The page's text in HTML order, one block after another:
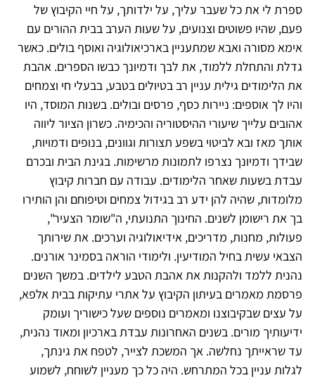
ספרת לי את כל שעבר עליך, על ילדותך, על חיי הקיבוץ של
פעם, שהיו פשוטים וצנועים, על שעות הערב בבית ההורים עם
אימא מסורה ואבא שמתעניין בארכיאולוגיה ואוסף בולים. כאשר
גדלת והתחלת ללמוד, את לבך ודמיונך כבשו הספרים. אהבת
את הלימודים גילית עניין רב בטיולים בטבע, בבעלי חי וצמחים
והיו לך אוספים: ניירות כסף, פרסים ובולים. בשנות המוסד, היו
אהובים עלייך שיעורי ההיסטוריה והכימיה. כשרון הציור ליווה
אותך מאז ובא לביטוי בשפע תצורות וגוונים, בנופים ודמויות,
שבידך ודמיונך נצרפו לתמונות מרשימות. בגינת הבית ובכרם
עבדת בשעות שאחר הלימודים. עבודה עם חברות קיבוץ
מלומדות, שהיה להן ידע רב בגידול צמחים וטיפוחם והן הותירו
בך את רישומן לשנים. החינוך התנועתי, ה"שומר הצעיר",
פעולות, מחנות, מדריכים, אידיאולוגיה וערכים. את שירותך
הצבאי עשית בחיל המודיעין. ולימודי הוראה בסמינר אורנים.
נהנית ללמד ולהקנות את אהבת הטבע לילדים. במשך השנים
פרסמת מאמרים בעיתון הקיבוץ על אתרי עתיקות בבית אלפא,
על עצים שבקיבוצנו ומאמרים נוספים שעל כישוריך ועומק
ידיעותיך מורים. בשנים האחרונות עבדת בארכיון ומאוד נהנית,
עד שראייתך נחלשה. אך המשכת לצייר, לטפח את גינתך,
לגלות עניין בכל המתרחש. היה כל כך מעניין לשוחח, לשמוע